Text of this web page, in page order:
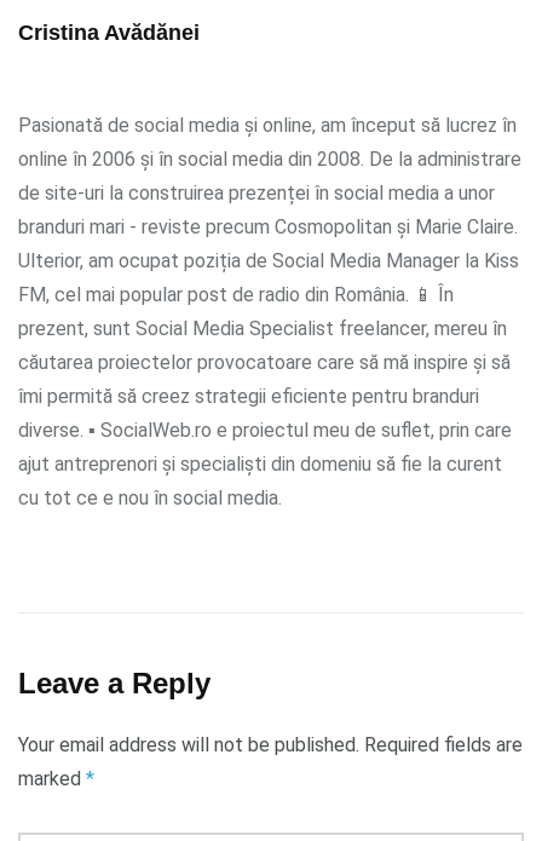
Cristina Avădănei
Pasionată de social media și online, am început să lucrez în
online în 2006 și în social media din 2008. De la administrare
de site-uri la construirea prezenței în social media a unor
branduri mari - reviste precum Cosmopolitan și Marie Claire.
Ulterior, am ocupat poziția de Social Media Manager la Kiss
FM, cel mai popular post de radio din România. 📱 În
prezent, sunt Social Media Specialist freelancer, mereu în
căutarea proiectelor provocatoare care să mă inspire și să
îmi permită să creez strategii eficiente pentru branduri
diverse. ▪ SocialWeb.ro e proiectul meu de suflet, prin care
ajut antreprenori și specialiști din domeniu să fie la curent
cu tot ce e nou în social media.
Leave a Reply
Your email address will not be published. Required fields are
marked *